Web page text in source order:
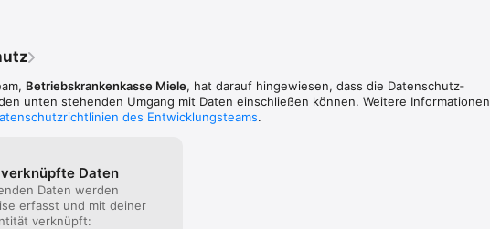
Betriebskrankenkasse Miele, hat darauf hingewiesen, dass die Datenschutz­
unten stehenden Umgang mit Daten einschließen können. Weitere Informationen
des Entwicklungsteams.
Daten
Daten werden
erfasst und mit deiner
verknüpft: